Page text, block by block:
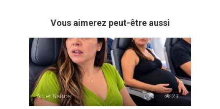
Vous aimerez peut-être aussi
Art et Nature 0 23